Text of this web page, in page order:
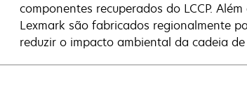
componentes recuperados do LCCP.
Lexmark são fabricados regionalmente
reduzir o impacto ambiental da cadeia